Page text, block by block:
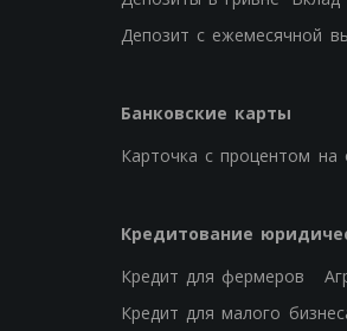
Депозит с ежемесячной
Банковские карты
Карточка с процентом на
Кредитование
Кредит для фермеров
Кредит для малого